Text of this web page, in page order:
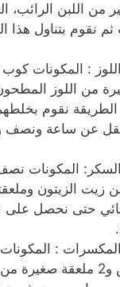
من اللبن
نقوم بتناول هذا
: المكونات
من اللوز
الطريقة نقوم
تقل عن ساعة ونصف
السكر: المكونات
زيت الزيتون
حتى نحصل